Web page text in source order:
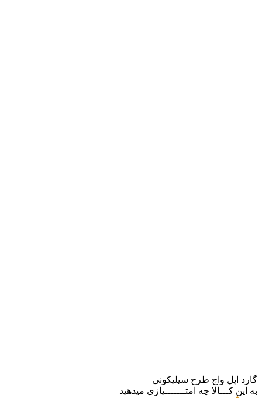
گارد اپل واچ طرح سیلیکونی
به این کـــالا چه امتـــــــیازی میدهید